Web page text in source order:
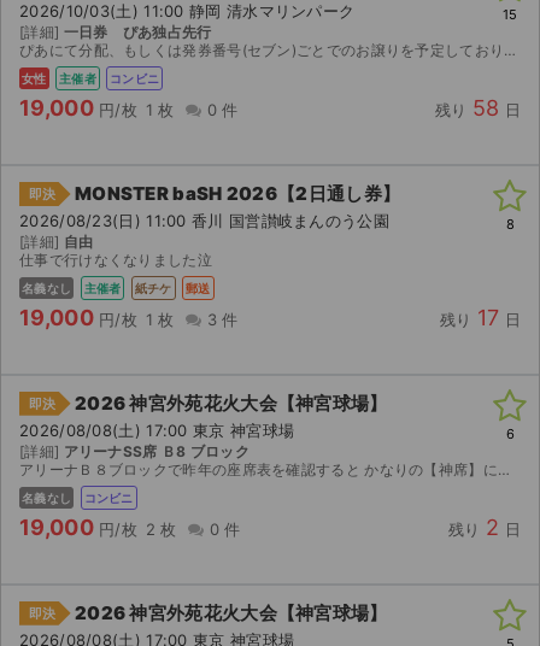
2026/10/03(土) 11:00 静岡 清水マリンパーク
[詳細] 一日券 ぴあ独占先行
ぴあにて分配、もしくは発券番号(セブン)ごとでのお譲りを予定しております。単番ですが2枚ございますので、ご希望の方はお申し付けください。整番なし。 公演中止等いかなる場合も返金対応はいたしかねます。
女性 主催者 コンビニ
19,000 円/枚 1 枚 0 件 残り 58 日
15
即決 MONSTER baSH 2026【2日通し券】
2026/08/23(日) 11:00 香川 国営讃岐まんのう公園
[詳細] 自由
仕事で行けなくなりました泣
名義なし 主催者 紙チケ 郵送
19,000 円/枚 1 枚 3 件 残り 17 日
8
即決 2026 神宮外苑花火大会【神宮球場】
2026/08/08(土) 17:00 東京 神宮球場
[詳細] アリーナSS席 Ｂ8 ブロック
アリーナＢ８ブロックで昨年の座席表を確認すると かなりの【神席】になると思われます。
名義なし コンビニ
19,000 円/枚 2 枚 0 件 残り 2 日
6
即決 2026 神宮外苑花火大会【神宮球場】
2026/08/08(土) 17:00 東京 神宮球場